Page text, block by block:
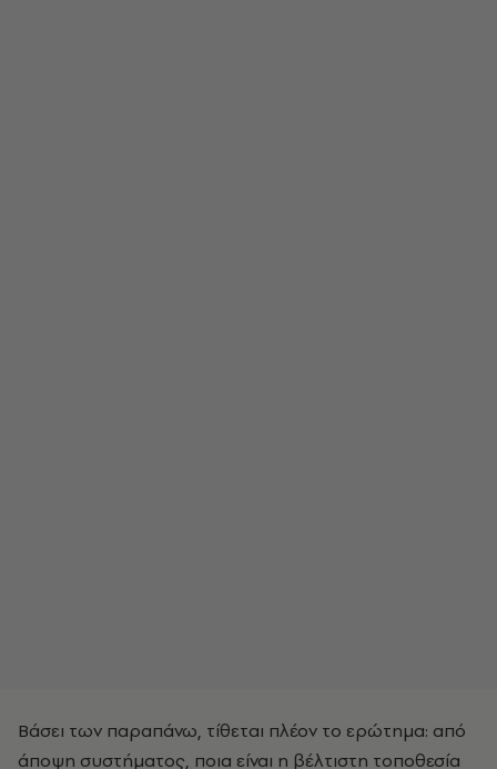
Βάσει των παραπάνω, τίθεται πλέον το ερώτημα: από
άποψη συστήματος, ποια είναι η βέλτιστη τοποθεσία